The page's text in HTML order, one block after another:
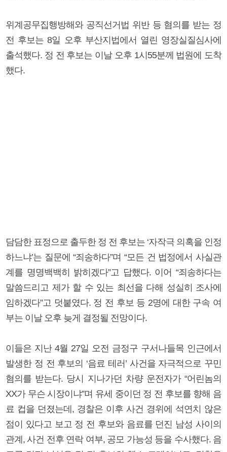
위계공무집행방해와 공직선거법 위반 등 혐의를 받는 정
전 후보는 8일 오후 부산지법에서 열린 영장실질심사에
출석했다. 정 전 후보는 이날 오후 1시55분께 법원에 도착
했다.
담담한 표정으로 출두한 정 전 후보는 ‘자작극 의혹을 인정
하느냐’는 질문에 “죄송하다”며 “모든 건 법정에서 사실관
계를 명명백백히 밝히겠다”고 답했다. 이어 “죄송하다는
말씀드리고 제가 할 수 있는 최선을 다해 성실히 조사에
임하겠다”고 덧붙였다. 정 전 후보 등 2명에 대한 구속 여
부는 이날 오후 늦게 결정될 전망이다.
이들은 지난 4월 27일 오전 금정구 구서나들목 인근에서
발생한 정 전 후보의 ‘음료 테러’ 사건을 자극적으로 꾸민
혐의를 받는다. 당시 지나가던 차량 운전자가 “어린놈의
XX가 무슨 시장이냐”며 유세 중이던 정 전 후보를 향해 음
료 컵을 던졌는데, 경찰은 이후 사건 경위에 석연치 않은
점이 있다고 보고 정 전 후보와 음료를 던진 남성 사이의
관계, 사건 전후 연락 여부, 공모 가능성 등을 수사했다. 음